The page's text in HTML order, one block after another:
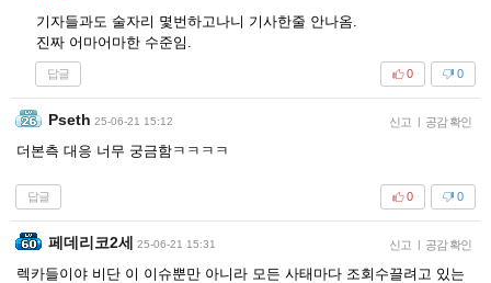
기자들과도 술자리 몇번하고나니 기사한줄 안나옴.
진짜 어마어마한 수준임.
답글 0
0
Pseth 25-06-21 15:12 신고 | 공감 확인
더본측 대응 너무 궁금함ㅋㅋㅋㅋ
답글 0
0
페데리코2세 25-06-21 15:31 신고 | 공감 확인
렉카들이야 비단 이 이슈뿐만 아니라 모든 사태마다 조회수끌려고 있는